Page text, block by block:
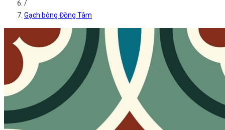
/
Gạch bông Đồng Tâm